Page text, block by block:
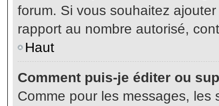
forum. Si vous souhaitez
rapport au nombre autorisé,
Haut
Comment puis-je éditer ou
Comme pour les messages,